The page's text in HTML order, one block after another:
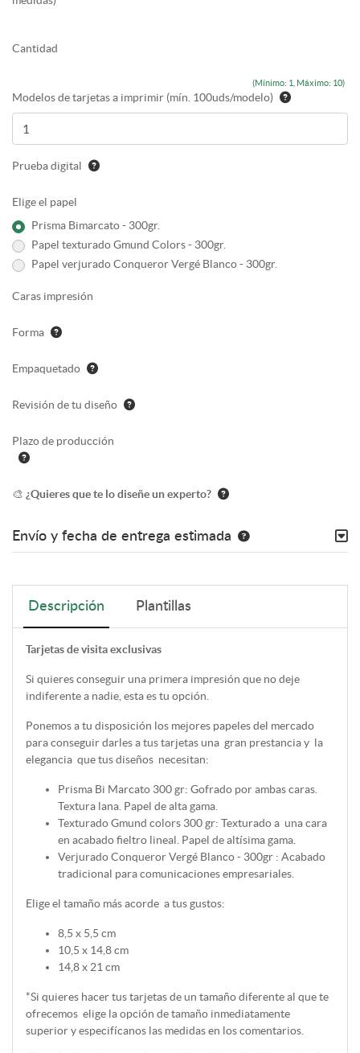
Cantidad
(Mínimo: 1, Máximo: 10)
Modelos de tarjetas a imprimir (mín. 100uds/modelo)
Prueba digital
Elige el papel
Prisma Bimarcato - 300gr.
Papel texturado Gmund Colors - 300gr.
Papel verjurado Conqueror Vergé Blanco - 300gr.
Caras impresión
Forma
Empaquetado
Revisión de tu diseño
Plazo de producción
🎨 ¿Quieres que te lo diseñe un experto?
Envío y fecha de entrega estimada
Descripción Plantillas
Tarjetas de visita exclusivas
Si quieres conseguir una primera impresión que no deje
indiferente a nadie, esta es tu opción.
Ponemos a tu disposición los mejores papeles del mercado
para conseguir darles a tus tarjetas una gran prestancia y la
elegancia que tus diseños necesitan:
Prisma Bi Marcato 300 gr: Gofrado por ambas caras.
Textura lana. Papel de alta gama.
Texturado Gmund colors 300 gr: Texturado a una cara
en acabado fieltro lineal. Papel de altísima gama.
Verjurado Conqueror Vergé Blanco - 300gr : Acabado
tradicional para comunicaciones empresariales.
Elige el tamaño más acorde a tus gustos:
8,5 x 5,5 cm
10,5 x 14,8 cm
14,8 x 21 cm
*Si quieres hacer tus tarjetas de un tamaño diferente al que te
ofrecemos elige la opción de tamaño inmediatamente
superior y especifícanos las medidas en los comentarios.